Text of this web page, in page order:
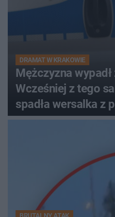
DRAMAT W KRAKOWIE
Mężczyzna
Wcześniej z tego
spadła wersalka z
BRUTALNY ATAK